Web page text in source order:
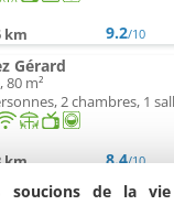
km 9.2/10
Gérard
80 m²
2 chambres, 1
km 8.4/10
de l'Hôpiteau
soucions de la